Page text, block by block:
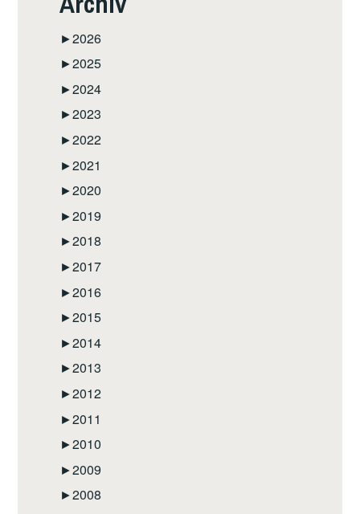
►2026
►2025
►2024
►2023
►2022
►2021
►2020
►2019
►2018
►2017
►2016
►2015
►2014
►2013
►2012
►2011
►2010
►2009
►2008